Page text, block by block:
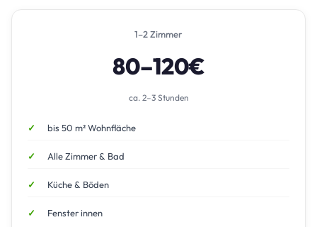
1–2 Zimmer
80–120€
ca. 2–3 Stunden
bis 50 m² Wohnfläche
Alle Zimmer & Bad
Küche & Böden
Fenster innen